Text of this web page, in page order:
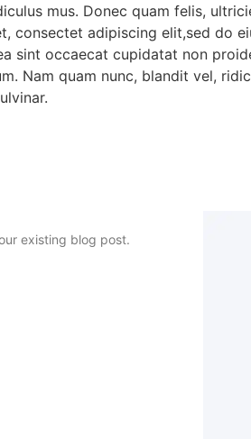
mus. Donec quam felis,
consectet adipiscing elit,sed do
sint occaecat cupidatat non
Nam quam nunc, blandit vel,
existing blog post.